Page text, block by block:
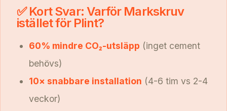
✅ Kort Svar: Varför Markskruv
istället för Plint?
60% mindre CO₂-utsläpp (inget cement
behövs)
10× snabbare installation (4-6 tim vs 2-4
veckor)